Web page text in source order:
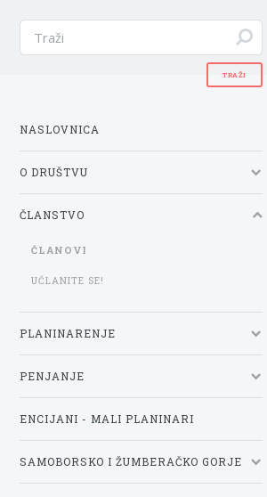
NASLOVNICA
O DRUŠTVU
ČLANSTVO
ČLANOVI
UČLANITE SE!
PLANINARENJE
PENJANJE
ENCIJANI - MALI PLANINARI
SAMOBORSKO I ŽUMBERAČKO GORJE